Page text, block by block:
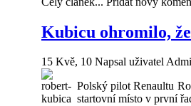
Kubicu ohromilo,
15 Kvě, 10 Napsal uživatel
Polský pilot Renaultu
startovní místo v první